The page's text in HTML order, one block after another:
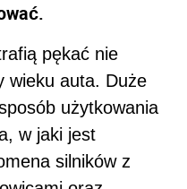
pękać nie
wieku auta. Duże
użytkowania
w jaki jest
silników z